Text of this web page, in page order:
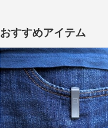
おすすめアイテム